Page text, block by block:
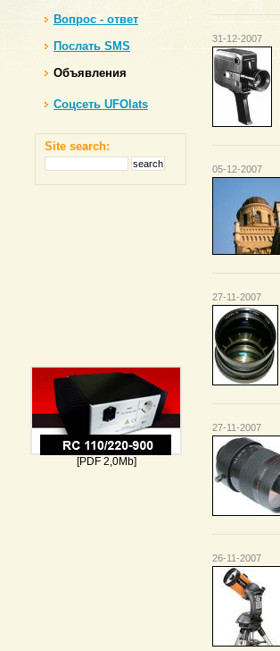
Вопрос - ответ
Послать SMS
Объявления
Соцсеть UFOlats
Site search:
[PDF 2,0Mb]
31-12-2007
05-12-2007
27-11-2007
27-11-2007
26-11-2007